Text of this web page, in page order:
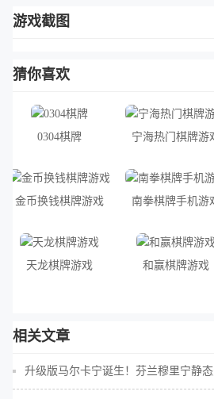
游戏截图
猜你喜欢
0304棋牌 宁海热门棋牌游
金币换钱棋牌游戏 南拳棋牌手机游
天龙棋牌游戏
和赢棋牌游戏
相关文章
升级版马尔卡宁诞生！芬兰穆里宁静